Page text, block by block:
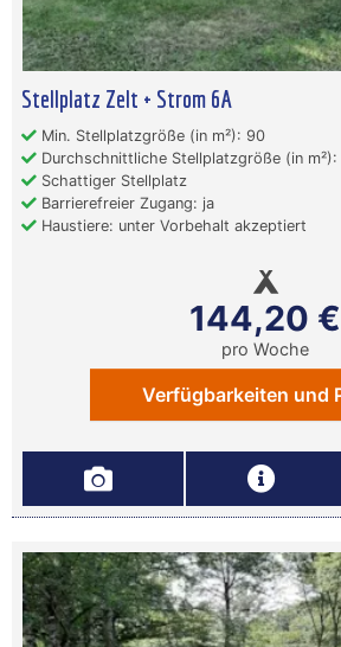
Stellplatz Zelt + Strom 6A
Min. Stellplatzgröße (in m²): 90
Durchschnittliche Stellplatzgröße (in m²):
Schattiger Stellplatz
Barrierefreier Zugang: ja
Haustiere: unter Vorbehalt akzeptiert
144,20 €
pro Woche
Verfügbarkeiten und